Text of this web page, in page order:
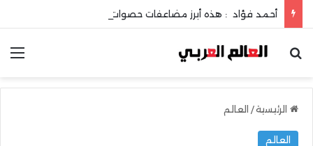
أحمد فؤاد : هذه أبرز مضاعفات حصوات المرارة !
بحث عن
الرئيسية/ العالم
العالم